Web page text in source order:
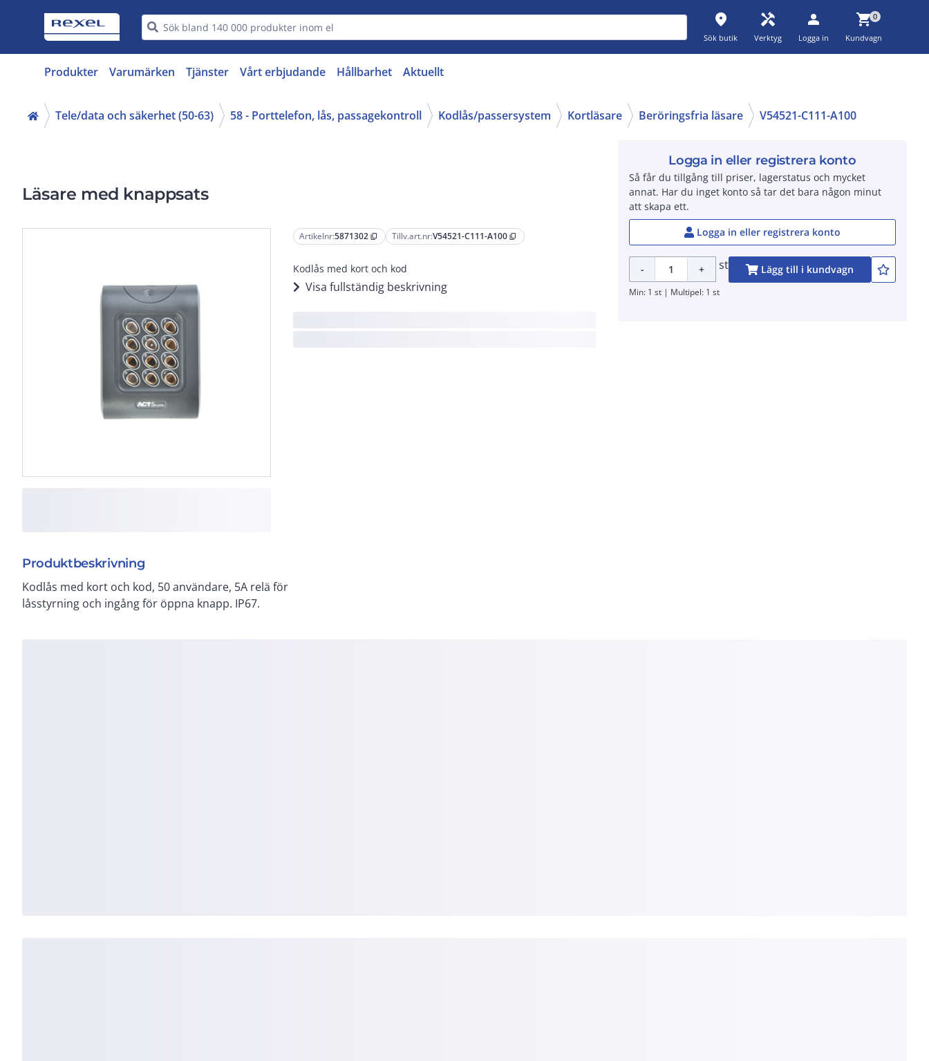
place
Sök butik
handyman
Verktyg
person
Logga in
shopping_cart0
Kundvagn
Produkter Varumärken Tjänster Vårt erbjudande Hållbarhet Aktuellt
Tele/data och säkerhet (50-63) 58 - Porttelefon, lås, passagekontroll Kodlås/passersystem Kortläsare Beröringsfria läsare V54521-C111-A100
Läsare med knappsats
Artikelnr:5871302 content_copy Tillv.art.nr:V54521-C111-A100 content_copy
Kodlås med kort och kod
Visa fullständig beskrivning
Produktbeskrivning
Kodlås med kort och kod, 50 användare, 5A relä för
låsstyrning och ingång för öppna knapp. IP67.
Logga in eller registrera konto
Så får du tillgång till priser, lagerstatus och mycket
annat. Har du inget konto så tar det bara någon minut
att skapa ett.
Logga in eller registrera konto
- + st Lägg till i kundvagn
Min: 1 st | Multipel: 1 st